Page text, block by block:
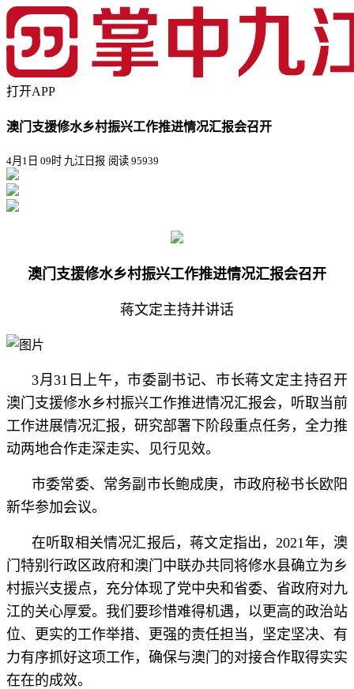
打开APP
澳门支援修水乡村振兴工作推进情况汇报会召开
4月1日 09时 九江日报 阅读 95939
澳门支援修水乡村振兴工作推进情况汇报会召开
蒋文定主持并讲话
3月31日上午，市委副书记、市长蒋文定主持召开
澳门支援修水乡村振兴工作推进情况汇报会，听取当前
工作进展情况汇报，研究部署下阶段重点任务，全力推
动两地合作走深走实、见行见效。
市委常委、常务副市长鲍成庚，市政府秘书长欧阳
新华参加会议。
在听取相关情况汇报后，蒋文定指出，2021年，澳
门特别行政区政府和澳门中联办共同将修水县确立为乡
村振兴支援点，充分体现了党中央和省委、省政府对九
江的关心厚爱。我们要珍惜难得机遇，以更高的政治站
位、更实的工作举措、更强的责任担当，坚定坚决、有
力有序抓好这项工作，确保与澳门的对接合作取得实实
在在的成效。